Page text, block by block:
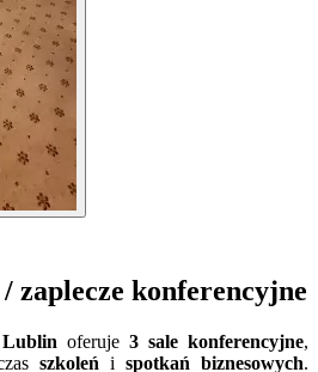
zaplecze konferencyjne
oferuje 3 sale konferencyjne,
szkoleń i spotkań biznesowych.